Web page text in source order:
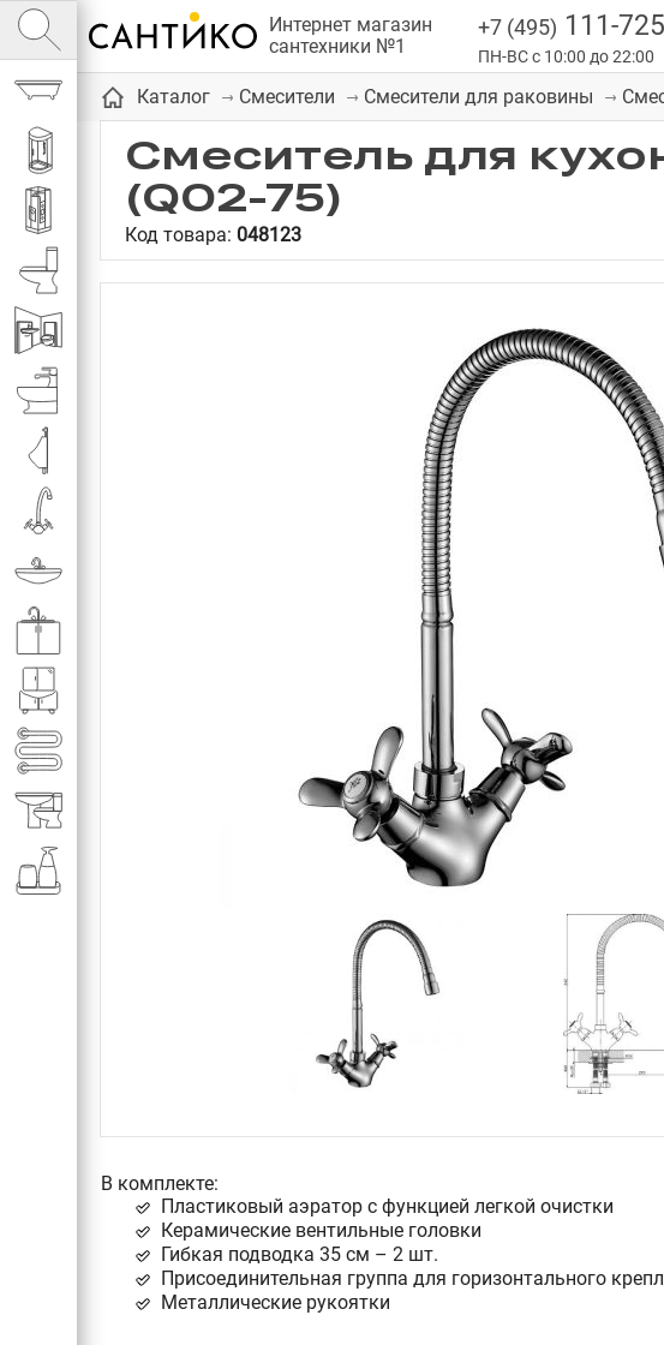
Интернет магазин
сантехники №1
+7 (495) 111-
ПН-ВС с 10:00 до 22:00
Ванны
Душевые кабины
Душевые
Каталог Смесители Смесители для раковины
Смеситель для
(Q02-75)
Код товара: 048123
В комплекте:
Пластиковый аэратор с функцией легкой очистки
Керамические вентильные головки
Гибкая подводка 35 см – 2 шт.
Присоединительная группа для горизонтального
Металлические рукоятки